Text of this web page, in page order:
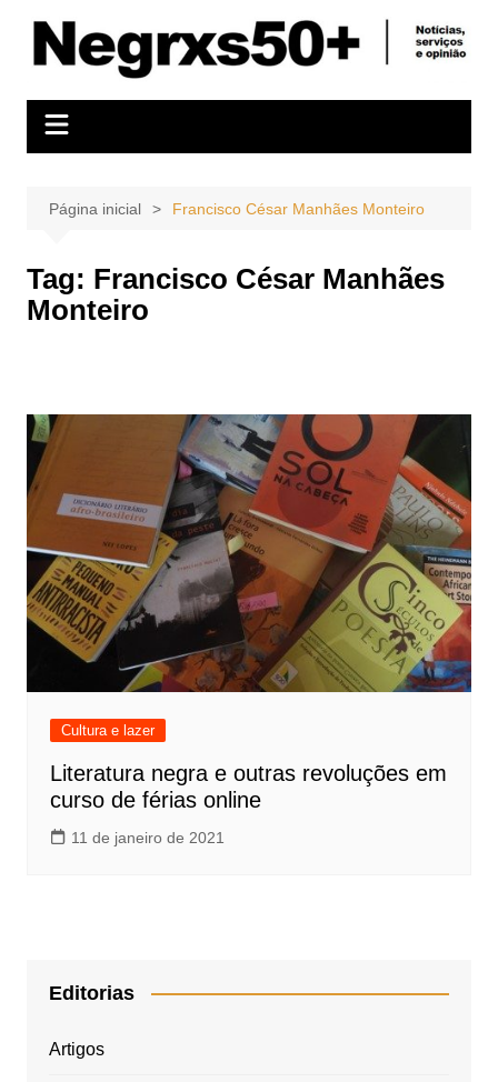
conteúdo
Página inicial Francisco César Manhães Monteiro
Tag: Francisco César Manhães
Monteiro
Cultura e lazer
Literatura negra e outras revoluções em
curso de férias online
11 de janeiro de 2021
Editorias
Artigos